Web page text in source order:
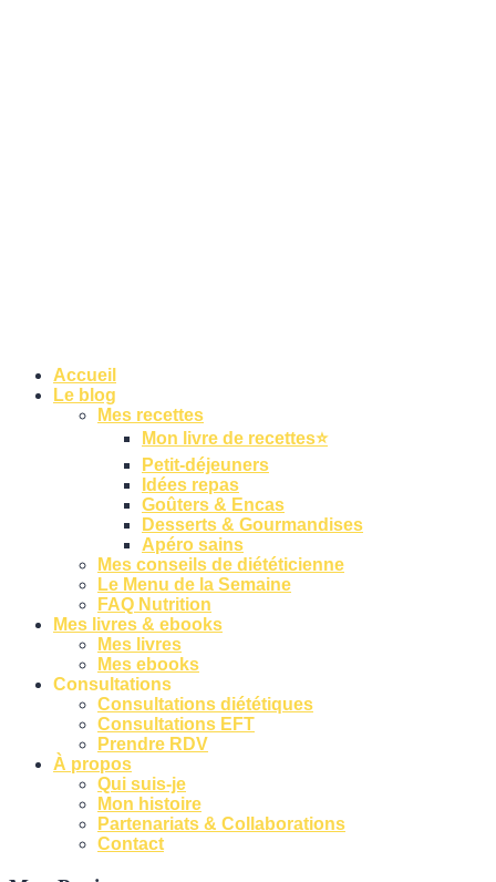
Accueil
Le blog
Mes recettes
Mon livre de recettes⭐
Petit-déjeuners
Idées repas
Goûters & Encas
Desserts & Gourmandises
Apéro sains
Mes conseils de diététicienne
Le Menu de la Semaine
FAQ Nutrition
Mes livres & ebooks
Mes livres
Mes ebooks
Consultations
Consultations diététiques
Consultations EFT
Prendre RDV
À propos
Qui suis-je
Mon histoire
Partenariats & Collaborations
Contact